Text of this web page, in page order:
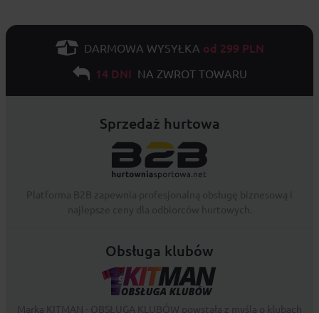
DARMOWA WYSYŁKA od 299 PLN
14 DNI NA ZWROT TOWARU
Sprzedaż hurtowa
Obsługa klubów